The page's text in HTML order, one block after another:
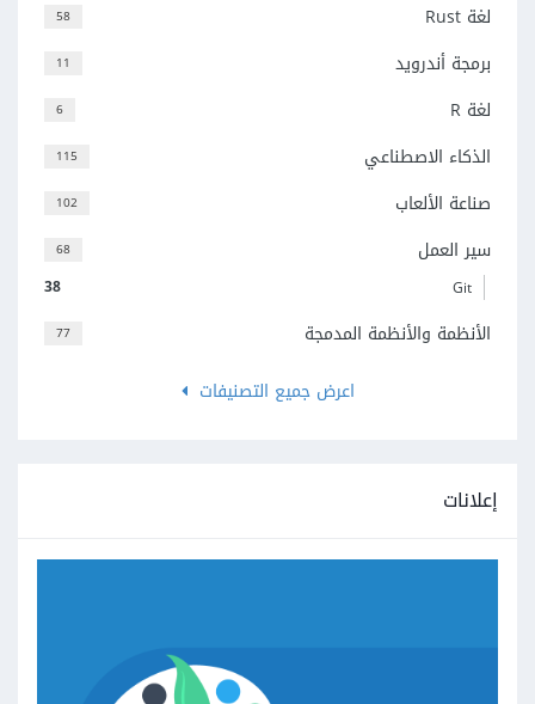
58 لغة Rust
11 برمجة أندرويد
6 لغة R
115 الذكاء الاصطناعي
102 صناعة الألعاب
68 سير العمل
38 Git
77
الأنظمة والأنظمة المدمجة
اعرض جميع التصنيفات
إعلانات